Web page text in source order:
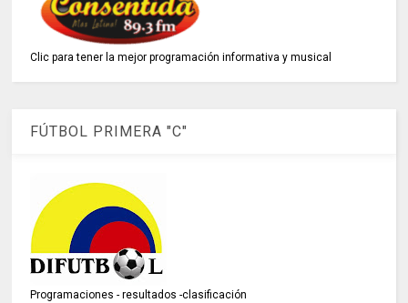
Clic para tener la mejor programación informativa y musical
FÚTBOL PRIMERA "C"
Programaciones - resultados -clasificación